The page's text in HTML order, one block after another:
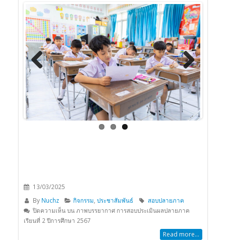
Previous Next
13/03/2025
By Nuchz กิจกรรม,ประชาสัมพันธ์
สอบปลายภาค
ปิดความเห็นบน ภาพบรรยากาศ การสอบประเมินผลปลายภาค
เรียนที่ 2 ปีการศึกษา 2567
Read more...